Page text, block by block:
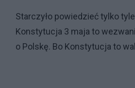
Starczyło powiedzieć tylko
Konstytucja 3 maja to
o Polskę. Bo Konstytucja to